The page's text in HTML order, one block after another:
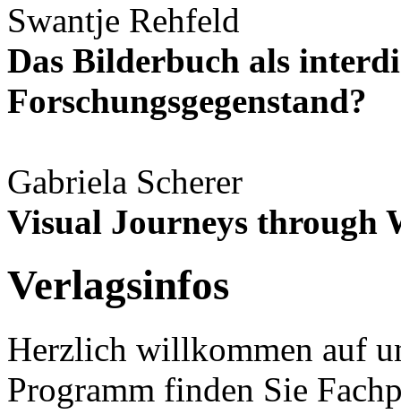
Swantje Rehfeld
Das Bilderbuch als
Forschungsgegenstand?
Gabriela Scherer
Visual Journeys through
Verlagsinfos
Herzlich willkommen auf
Programm finden Sie